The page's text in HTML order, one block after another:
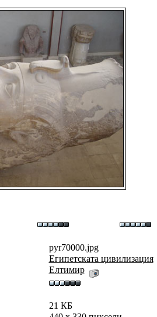
pyr70000.jpg
Египетската цивилизация
Eлтимир
21 КБ